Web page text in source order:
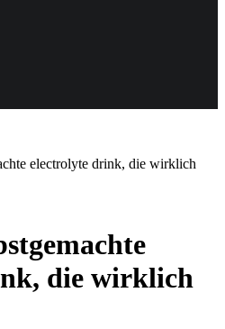
electrolyte drink, die wirklich
die wirklich